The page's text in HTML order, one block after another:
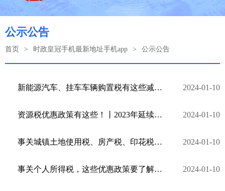
公示公告
首页 > 时政皇冠手机最新地址手机app > 公示公告
新能源汽车、挂车车辆购置税有这些减免政策丨2023年延续、优化、完善税收优惠政策指引⑬ 2024-01-10
资源税优惠政策有这些！丨2023年延续、优化、完善税收优惠政策指引⑫ 2024-01-10
事关城镇土地使用税、房产税、印花税优惠政策，请查收！丨2023年延续、优化、完善税收优惠政策指引⑪ 2024-01-10
事关个人所得税，这些优惠政策要了解！丨2023年延续、优化、完善税收优惠政策指引⑩ 2024-01-10